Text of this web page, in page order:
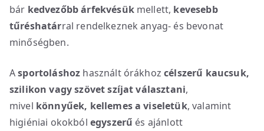
bár kedvezőbb árfekvésükmellett, kevesebb
tűréshatárral rendelkeznek anyag- és bevonat
minőségben.
Asportoláshoz használt órákhozcélszerű kaucsuk,
szilikon vagy szövet szíjat választani,
mivel könnyűek, kellemes a viseletük, valamint
higiéniai okokból egyszerű és ajánlott